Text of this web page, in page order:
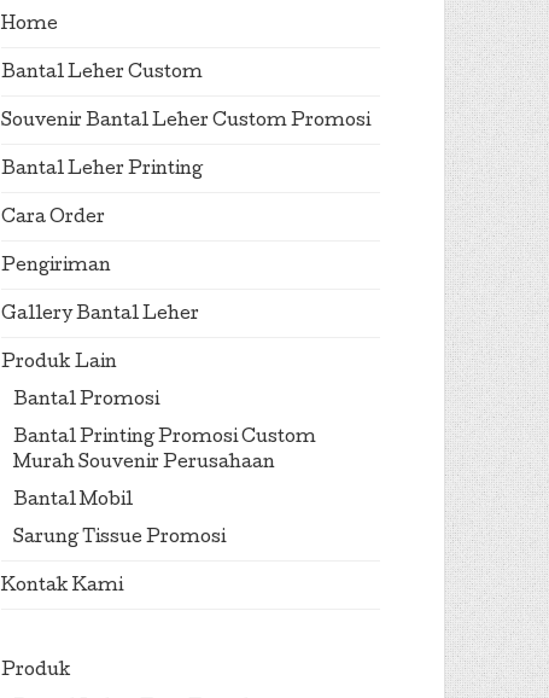
Home
Bantal Leher Custom
Souvenir Bantal Leher Custom Promosi
Bantal Leher Printing
Cara Order
Pengiriman
Gallery Bantal Leher
Produk Lain
Bantal Promosi
Bantal Printing Promosi Custom
Murah Souvenir Perusahaan
Bantal Mobil
Sarung Tissue Promosi
Kontak Kami
Produk